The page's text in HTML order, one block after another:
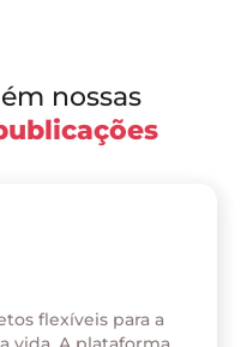
nossas
flexíveis para a